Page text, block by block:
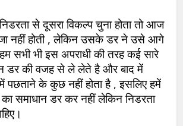
से दूसरा विकल्प चुना होता तो आज
नहीं होती , लेकिन उसके डर ने उसे आगे
सभी भी इस अपराधी की तरह कई सारे
की वजह से ले लेते है और बाद में
पछताने के कुछ नहीं होता है , इसलिए हमें
समाधान डर कर नहीं लेकिन निडरता